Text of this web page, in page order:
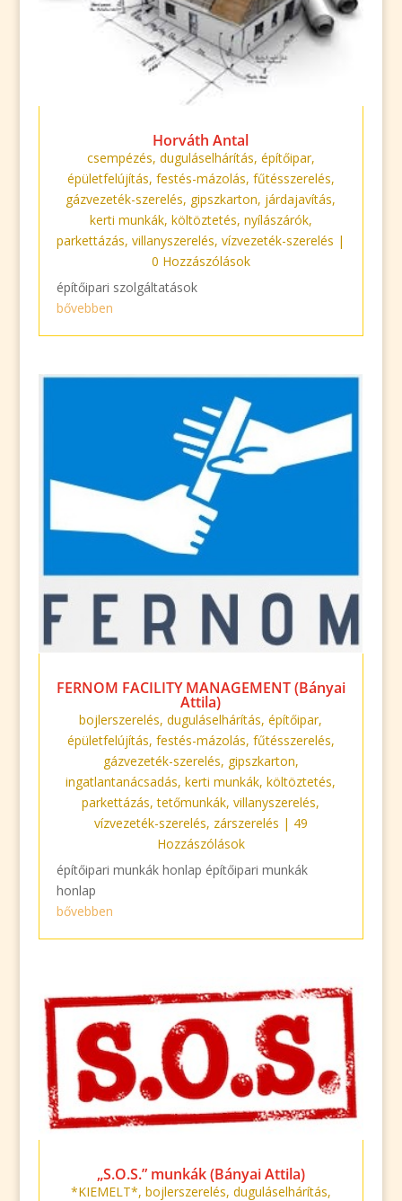
Horváth Antal
csempézés, duguláselhárítás, építőipar,
épületfelújítás, festés-mázolás, fűtésszerelés,
gázvezeték-szerelés, gipszkarton, járdajavítás,
kerti munkák, költöztetés, nyílászárók,
parkettázás,villanyszerelés,vízvezeték-szerelés |
0 Hozzászólások
építőipari szolgáltatások
bővebben
FERNOM FACILITY MANAGEMENT (Bányai
Attila)
bojlerszerelés,duguláselhárítás,építőipar,
épületfelújítás, festés-mázolás, fűtésszerelés,
gázvezeték-szerelés, gipszkarton,
ingatlantanácsadás,kerti munkák,költöztetés,
parkettázás,tetőmunkák,villanyszerelés,
vízvezeték-szerelés, zárszerelés | 49
Hozzászólások
építőipari munkák honlap építőipari munkák
honlap
bővebben
„S.O.S.” munkák (Bányai Attila)
*KIEMELT*, bojlerszerelés, duguláselhárítás,